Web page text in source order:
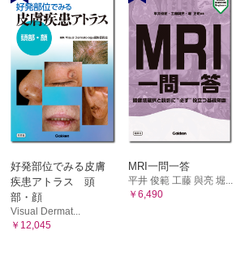
好発部位でみる皮膚
疾患アトラス 頭
部・顔
Visual Dermat...
￥12,045
MRI一問一答
平井 俊範 工藤 與亮 堀...
￥6,490